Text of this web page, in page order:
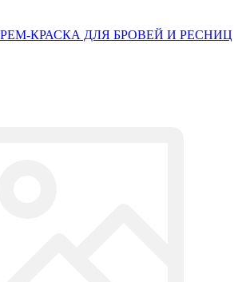
КРАСКА ДЛЯ БРОВЕЙ И РЕСНИЦ